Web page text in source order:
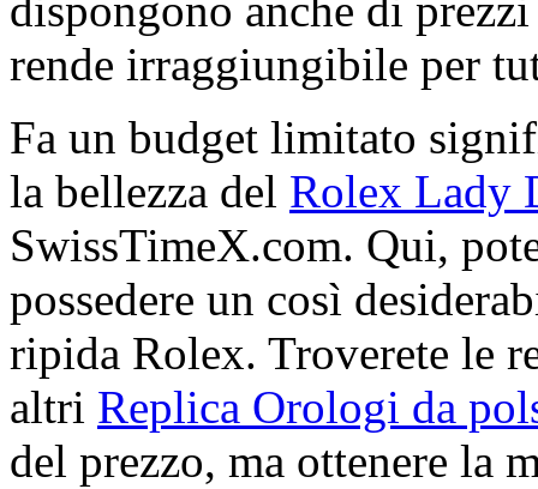
dispongono anche di
rende irraggiungibile per
Fa un budget limitato
la bellezza del Rolex Lady
SwissTimeX.com. Qui,
possedere un così
ripida Rolex. Troverete le
altri Replica Orologi da
del prezzo, ma ottenere la